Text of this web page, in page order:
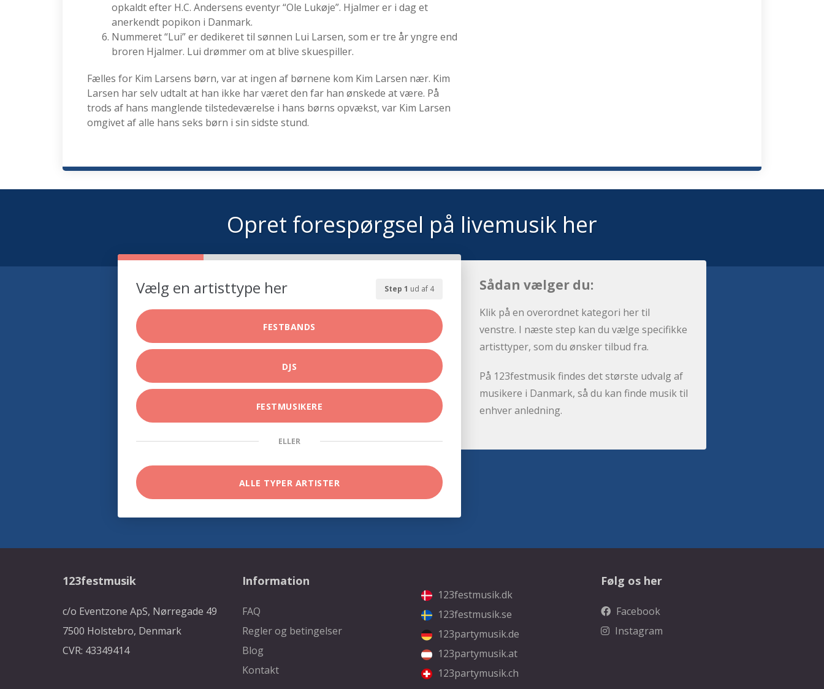
opkaldt efter H.C. Andersens eventyr “Ole Lukøje”. Hjalmer er i dag et
anerkendt popikon i Danmark.
Nummeret “Lui” er dedikeret til sønnen Lui Larsen, som er tre år yngre end
broren Hjalmer. Lui drømmer om at blive skuespiller.
Fælles for Kim Larsens børn, var at ingen af børnene kom Kim Larsen nær. Kim
Larsen har selv udtalt at han ikke har været den far han ønskede at være. På
trods af hans manglende tilstedeværelse i hans børns opvækst, var Kim Larsen
omgivet af alle hans seks børn i sin sidste stund.
Opret forespørgsel på livemusik her
Step 1 ud af 4
Vælg en artisttype her
FESTBANDS
DJS
FESTMUSIKERE
ELLER
ALLE TYPER ARTISTER
Sådan vælger du:
Klik på en overordnet kategori her til
venstre. I næste step kan du vælge specifikke
artisttyper, som du ønsker tilbud fra.
På 123festmusik findes det største udvalg af
musikere i Danmark, så du kan finde musik til
enhver anledning.
123festmusik
c/o Eventzone ApS, Nørregade 49
7500 Holstebro, Denmark
CVR: 43349414
Information
FAQ
Regler og betingelser
Blog
Kontakt
123festmusik.dk
123festmusik.se
123partymusik.de
123partymusik.at
123partymusik.ch
Følg os her
Facebook
Instagram